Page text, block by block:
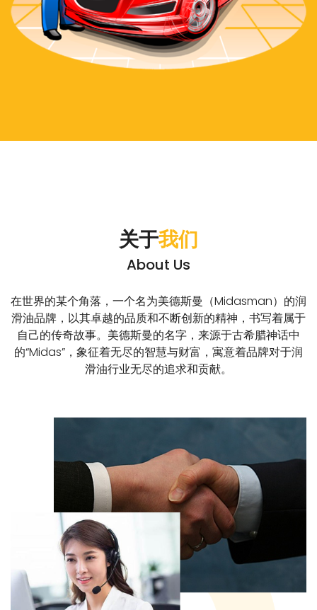
关于我们
About Us
在世界的某个角落，一个名为美德斯曼（Midasman）的润
滑油品牌，以其卓越的品质和不断创新的精神，书写着属于
自己的传奇故事。美德斯曼的名字，来源于古希腊神话中
的“Midas”，象征着无尽的智慧与财富，寓意着品牌对于润
滑油行业无尽的追求和贡献。